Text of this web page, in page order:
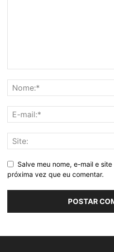
Salve meu nome, e-mail e
próxima vez que eu comentar.